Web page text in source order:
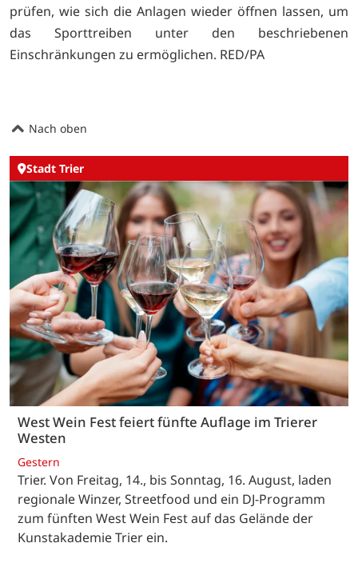
prüfen, wie sich die Anlagen wieder öffnen lassen, um
das Sporttreiben unter den beschriebenen
Einschränkungen zu ermöglichen. RED/PA
Nach oben
Stadt Trier
West Wein Fest feiert fünfte Auflage im Trierer
Westen
Gestern
Trier. Von Freitag, 14., bis Sonntag, 16. August, laden
regionale Winzer, Streetfood und ein DJ-Programm
zum fünften West Wein Fest auf das Gelände der
Kunstakademie Trier ein.